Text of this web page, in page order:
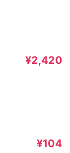
¥2,420
¥104